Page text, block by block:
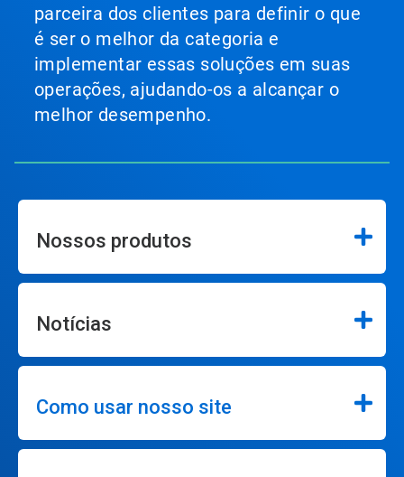
parceira dos clientes para definir o que
é ser o melhor da categoria e
implementar essas soluções em suas
operações, ajudando-os a alcançar o
melhor desempenho.
Nossos produtos
Notícias
Como usar nosso site